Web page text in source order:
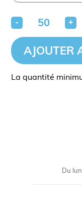
- +
AJOUTER
La quantité
Du